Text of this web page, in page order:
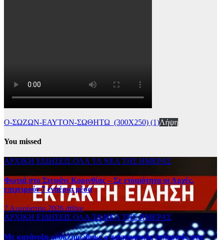
Ο-ΣΩΖΩΝ-ΕΑΥΤΟΝ-ΣΩΘΗΤΩ_(300Χ250) (1)Λήψη
You missed
ΑΡΧΙΚΗ ΕΙΔΗΣΕΙΣ ΟΛΑ ΤΑ ΝΕΑ ΤΗΣ ΗΜΕΡΑΣ
Φωτιά στο Στεφάνι Κορινθίας – Σε ετοιμότητα οι Αρχές,
επιχειρούν 7 εναέρια μέσα
7 Αυγούστου 2026drlive
ΑΡΧΙΚΗ ΕΙΔΗΣΕΙΣ ΟΛΑ ΤΑ ΝΕΑ ΤΗΣ ΗΜΕΡΑΣ
Με κατάνυξη ολοκληρώθηκε ο πανηγυρικός εσπερινός στη